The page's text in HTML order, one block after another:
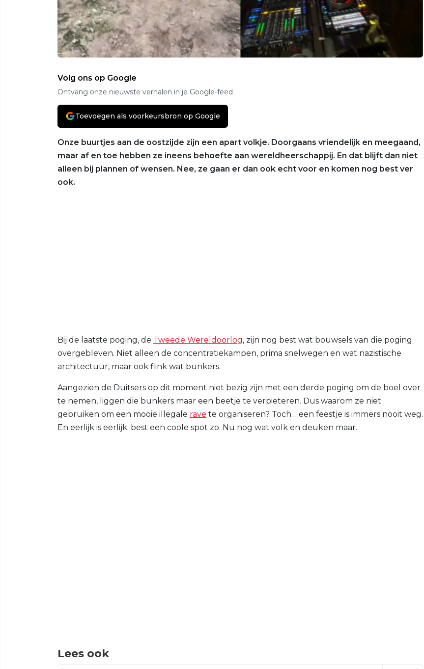
Volg ons op Google
Ontvang onze nieuwste verhalen in je Google-feed
Toevoegen als voorkeursbron op Google
Onze buurtjes aan de oostzijde zijn een apart volkje. Doorgaans vriendelijk en meegaand,
maar af en toe hebben ze ineens behoefte aan wereldheerschappij. En dat blijft dan niet
alleen bij plannen of wensen. Nee, ze gaan er dan ook echt voor en komen nog best ver
ook.
Bij de laatste poging, de Tweede Wereldoorlog, zijn nog best wat bouwsels van die poging
overgebleven. Niet alleen de concentratiekampen, prima snelwegen en wat nazistische
architectuur, maar ook flink wat bunkers.
Aangezien de Duitsers op dit moment niet bezig zijn met een derde poging om de boel over
te nemen, liggen die bunkers maar een beetje te verpieteren. Dus waarom ze niet
gebruiken om een mooie illegale rave te organiseren? Toch… een feestje is immers nooit weg.
En eerlijk is eerlijk: best een coole spot zo. Nu nog wat volk en deuken maar.
Lees ook